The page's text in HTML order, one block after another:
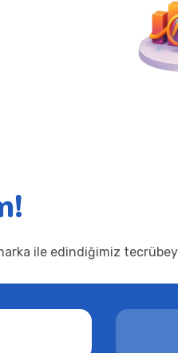
ile edindiğimiz